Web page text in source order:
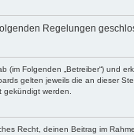
Regelungen
(im Folgenden „Betreiber“) und
gelten jeweils die an dieser
werden.
Recht, deinen Beitrag im